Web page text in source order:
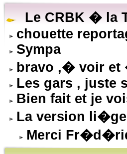
Le CRBK � la
chouette
Sympa
bravo ,� voir
Les gars , juste
Bien fait et je
La version
Merci